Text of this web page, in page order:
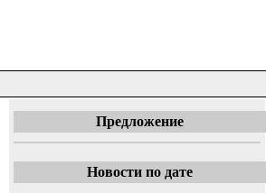
Предложение
Новости по дате